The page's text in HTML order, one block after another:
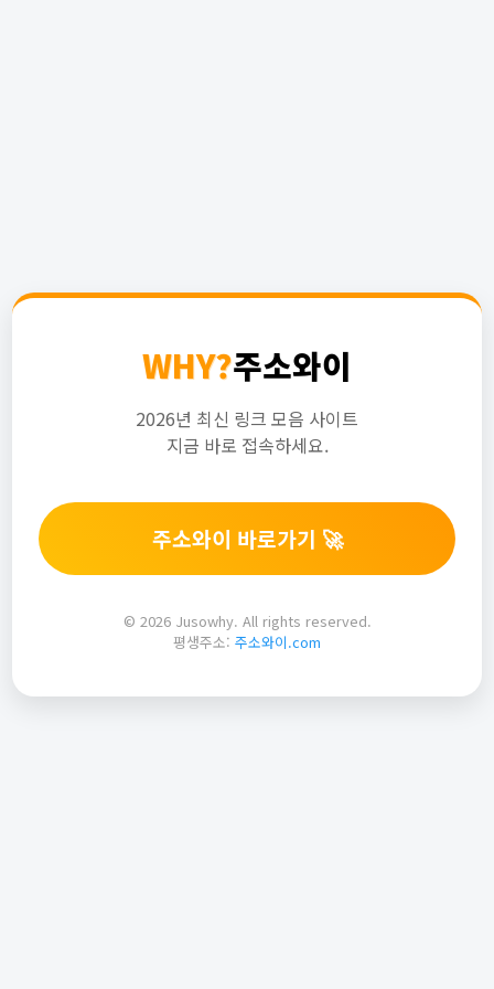
WHY?주소와이
2026년 최신 링크 모음 사이트
지금 바로 접속하세요.
주소와이 바로가기 🚀
© 2026 Jusowhy. All rights reserved.
평생주소: 주소와이.com